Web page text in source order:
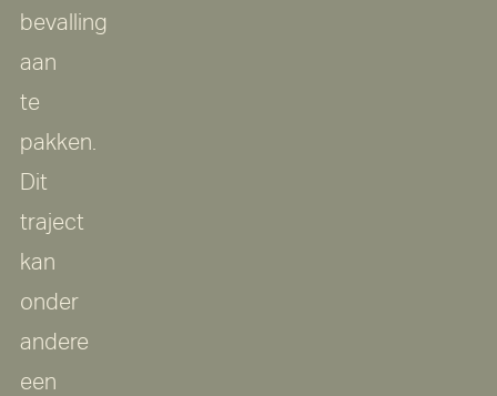
bevalling
aan
te
pakken.
Dit
traject
kan
onder
andere
een